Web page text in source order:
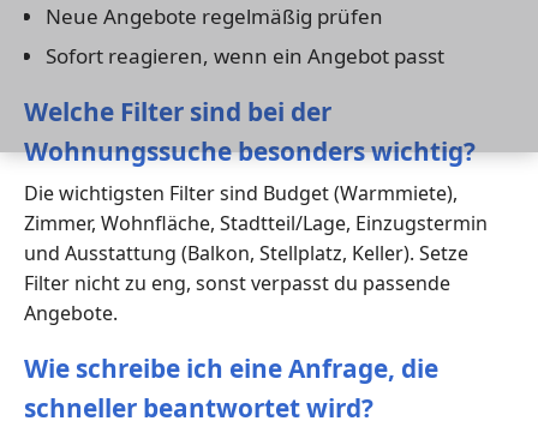
Neue Angebote regelmäßig prüfen
Sofort reagieren, wenn ein Angebot passt
Welche Filter sind bei der
Wohnungssuche besonders wichtig?
Die wichtigsten Filter sind Budget (Warmmiete),
Zimmer, Wohnfläche, Stadtteil/Lage, Einzugstermin
und Ausstattung (Balkon, Stellplatz, Keller). Setze
Filter nicht zu eng, sonst verpasst du passende
Angebote.
Wie schreibe ich eine Anfrage, die
schneller beantwortet wird?